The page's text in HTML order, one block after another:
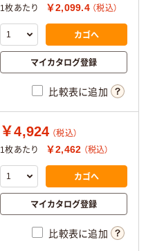
1枚あたり
￥2,099.4 （税込）
カゴへ
マイカタログ登録
比較表に追加
￥4,924 （税込）
1枚あたり
￥2,462 （税込）
カゴへ
マイカタログ登録
比較表に追加